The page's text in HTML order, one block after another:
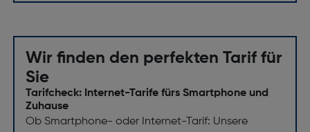
Wir finden den perfekten Tarif für
Sie
Tarifcheck: Internet-Tarife fürs Smartphone und
Zuhause
Ob Smartphone- oder Internet-Tarif: Unsere